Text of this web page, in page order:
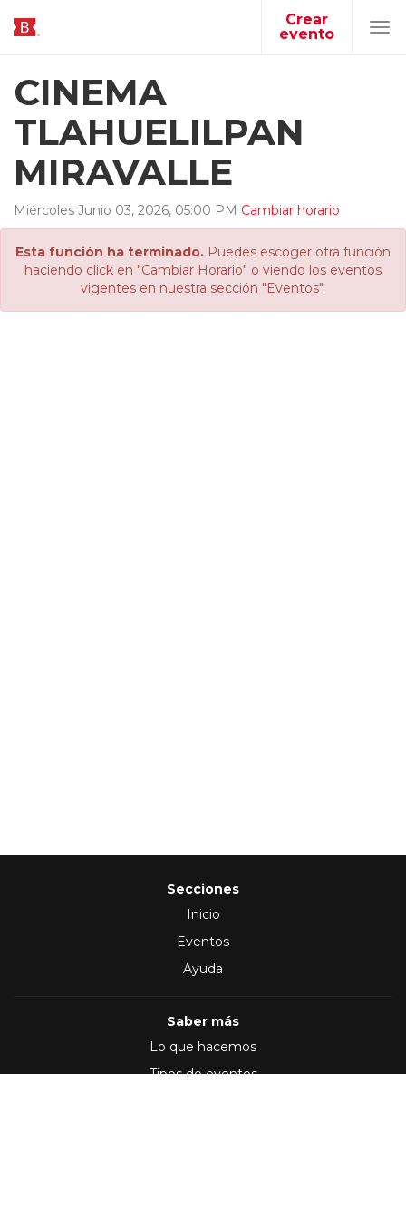
Crear
evento
CINEMA
TLAHUELILPAN
MIRAVALLE
Miércoles Junio 03, 2026, 05:00 PM Cambiar horario
Esta función ha terminado. Puedes escoger otra función
haciendo click en "Cambiar Horario" o viendo los eventos
vigentes en nuestra sección "Eventos".
Secciones
Inicio
Eventos
Ayuda
Saber más
Lo que hacemos
Tipos de eventos